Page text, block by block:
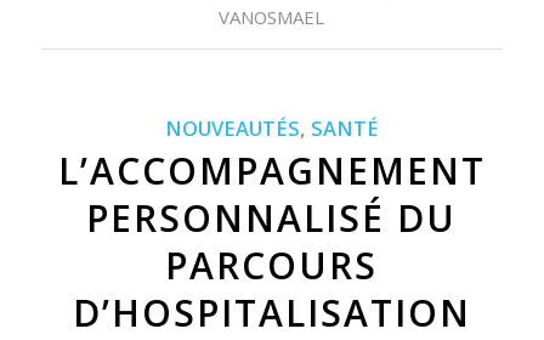
VANOSMAEL
NOUVEAUTÉS, SANTÉ
L’ACCOMPAGNEMENT
PERSONNALISÉ DU
PARCOURS
D’HOSPITALISATION